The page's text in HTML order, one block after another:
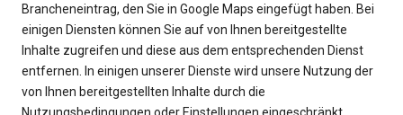
Brancheneintrag, den Sie in Google Maps eingefügt haben. Bei
einigen Diensten können Sie auf von Ihnen bereitgestellte
Inhalte zugreifen und diese aus dem entsprechenden Dienst
entfernen. In einigen unserer Dienste wird unsere Nutzung der
von Ihnen bereitgestellten Inhalte durch die